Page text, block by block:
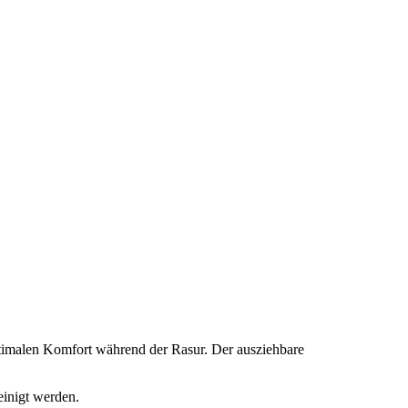
Komfort während der Rasur. Der ausziehbare
werden.